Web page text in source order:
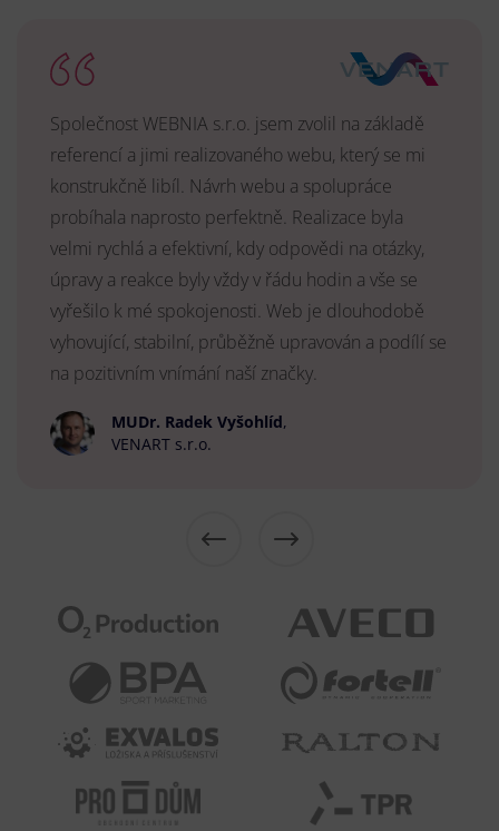
Společnost WEBNIA s.r.o. jsem zvolil na základě
referencí a jimi realizovaného webu, který se mi
konstrukčně libíl. Návrh webu a spolupráce
probíhala naprosto perfektně. Realizace byla
velmi rychlá a efektivní, kdy odpovědi na otázky,
úpravy a reakce byly vždy v řádu hodin a vše se
vyřešilo k mé spokojenosti. Web je dlouhodobě
vyhovující, stabilní, průběžně upravován a podílí se
na pozitivním vnímání naší značky.
MUDr. Radek Vyšohlíd,
VENART s.r.o.